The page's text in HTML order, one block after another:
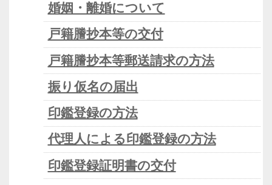
婚姻・離婚について
戸籍謄抄本等の交付
戸籍謄抄本等郵送請求の方法
振り仮名の届出
印鑑登録の方法
代理人による印鑑登録の方法
印鑑登録証明書の交付